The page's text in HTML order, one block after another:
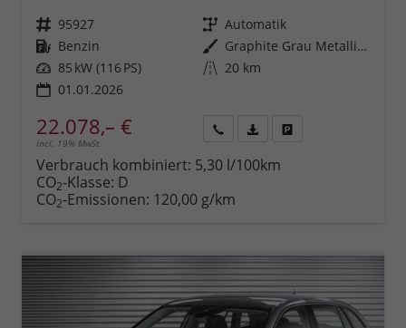
Fahrzeugnr. 95927 Getriebe Automatik
Kraftstoff Benzin Außenfarbe
Graphite Grau Metallic (5X)
Leistung 85 kW (116 PS) Kilometerstand 20 km
01.01.2026
22.078,– €
incl. 19% MwSt.
anfordern
Datei,
Verbrauch kombiniert: 5,30 l/100km
CO2-Klasse: D
CO2-Emissionen: 120,00 g/km